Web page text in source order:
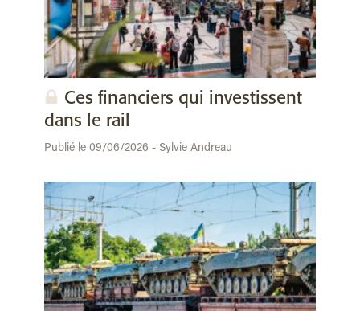
Ces financiers qui investissent
dans le rail
Publié le 09/06/2026 - Sylvie Andreau